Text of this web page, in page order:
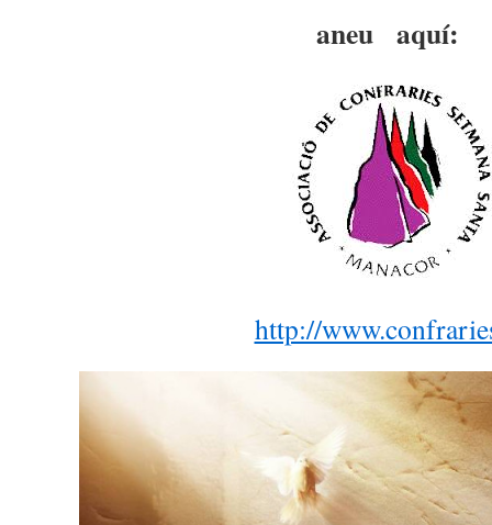
aneu aquí:
http://